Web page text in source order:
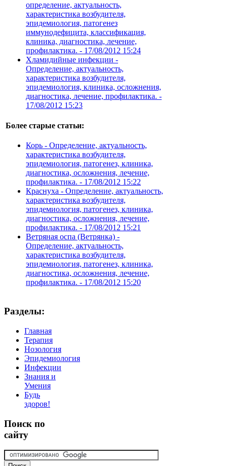
определение, актуальность,
характеристика возбудителя,
эпидемиология, патогенез
иммунодефицита, классификация,
клиника, диагностика, лечение,
профилактика. - 17/08/2012 15:24
Хламидийные инфекции -
Определение, актуальность,
характеристика возбудителя,
эпидемиология, клиника, осложнения,
диагностика, лечение, профилактика. -
17/08/2012 15:23
Более старые статьи:
Корь - Определение, актуальность,
характеристика возбудителя,
эпидемиология, патогенез, клиника,
диагностика, осложнения, лечение,
профилактика. - 17/08/2012 15:22
Краснуха - Определение, актуальность,
характеристика возбудителя,
эпидемиология, патогенез, клиника,
диагностика, осложнения, лечение,
профилактика. - 17/08/2012 15:21
Ветряная оспа (Ветрянка) -
Определение, актуальность,
характеристика возбудителя,
эпидемиология, патогенез, клиника,
диагностика, осложнения, лечение,
профилактика. - 17/08/2012 15:20
Разделы:
Главная
Терапия
Нозология
Эпидемиология
Инфекции
Знания и
Умения
Будь
здоров!
Поиск по
сайту